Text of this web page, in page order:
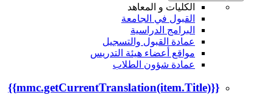
الكليات و المعاهد
القبول في الجامعة
البرامج الدراسية
عمادة القبول والتسجيل
مواقع أعضاء هيئة التدريس
عمادة شؤون الطلاب
{{mmc.getCurrentTranslation(item.Title)}}